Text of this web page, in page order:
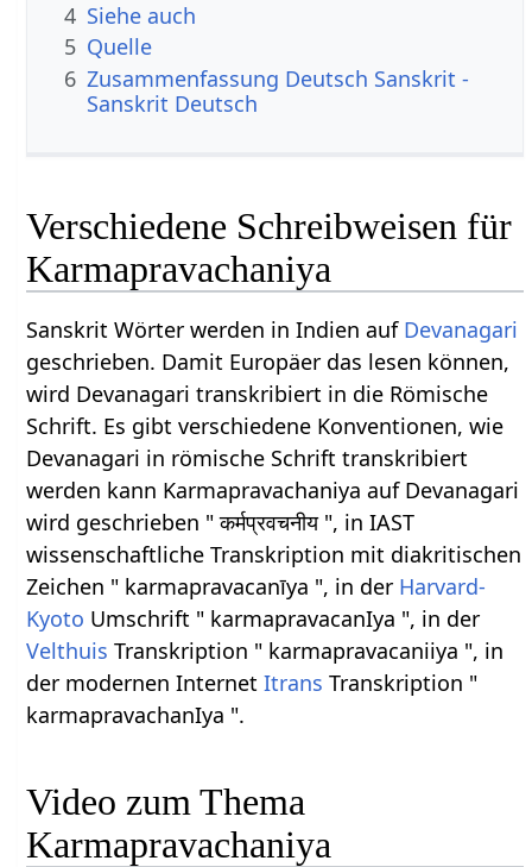
4 Siehe auch
5 Quelle
6 Zusammenfassung Deutsch Sanskrit -
Sanskrit Deutsch
Verschiedene Schreibweisen für
Karmapravachaniya
Sanskrit Wörter werden in Indien auf Devanagari
geschrieben. Damit Europäer das lesen können,
wird Devanagari transkribiert in die Römische
Schrift. Es gibt verschiedene Konventionen, wie
Devanagari in römische Schrift transkribiert
werden kann Karmapravachaniya auf Devanagari
wird geschrieben " कर्मप्रवचनीय ", in IAST
wissenschaftliche Transkription mit diakritischen
Zeichen " karmapravacanīya ", in der Harvard-
Kyoto Umschrift " karmapravacanIya ", in der
Velthuis Transkription " karmapravacaniiya ", in
der modernen InternetItrans Transkription "
karmapravachanIya ".
Video zum Thema
Karmapravachaniya